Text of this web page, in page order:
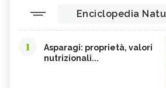
Enciclopedia
1
Asparagi: proprietà, valori
nutrizionali...